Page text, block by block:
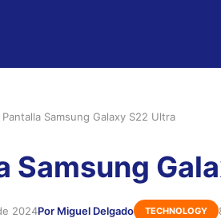
Pantalla Samsung Galaxy S22 Ultra
Samsung
2024Por Miguel Delgado TECHNOLOGY